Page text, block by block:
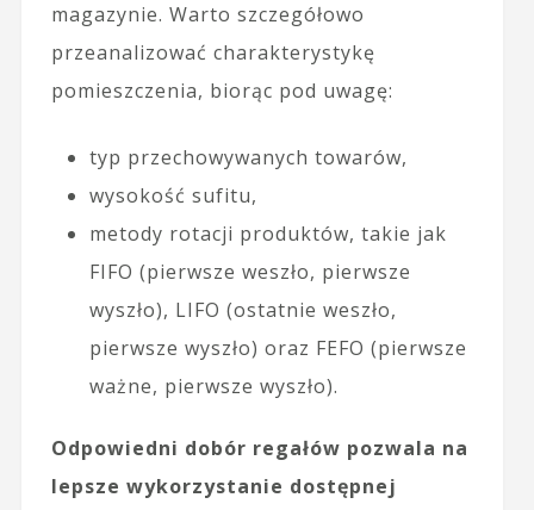
magazynie. Warto szczegółowo
przeanalizować charakterystykę
pomieszczenia, biorąc pod uwagę:
typ przechowywanych towarów,
wysokość sufitu,
metody rotacji produktów, takie jak
FIFO (pierwsze weszło, pierwsze
wyszło), LIFO (ostatnie weszło,
pierwsze wyszło) oraz FEFO (pierwsze
ważne, pierwsze wyszło).
Odpowiedni dobór regałów pozwala na
lepsze wykorzystanie dostępnej